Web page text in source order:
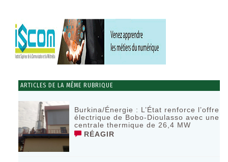
ARTICLES DE LA MÊME RUBRIQUE
Burkina/Énergie : L’État renforce l’offre
électrique de Bobo-Dioulasso avec une
centrale thermique de 26,4 MW
RÉAGIR